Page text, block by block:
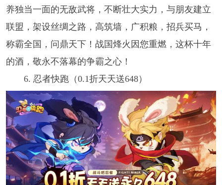
养独当一面的无敌武将，不断壮大实力，与朋友建立
联盟，架设丝绸之路，高筑墙，广积粮，招兵买马，
称霸全国，问鼎天下！战国烽火因您重燃，这杯十年
的酒，敬永不落幕的争霸之心！
6. 忍者快跑（0.1折天天送648）